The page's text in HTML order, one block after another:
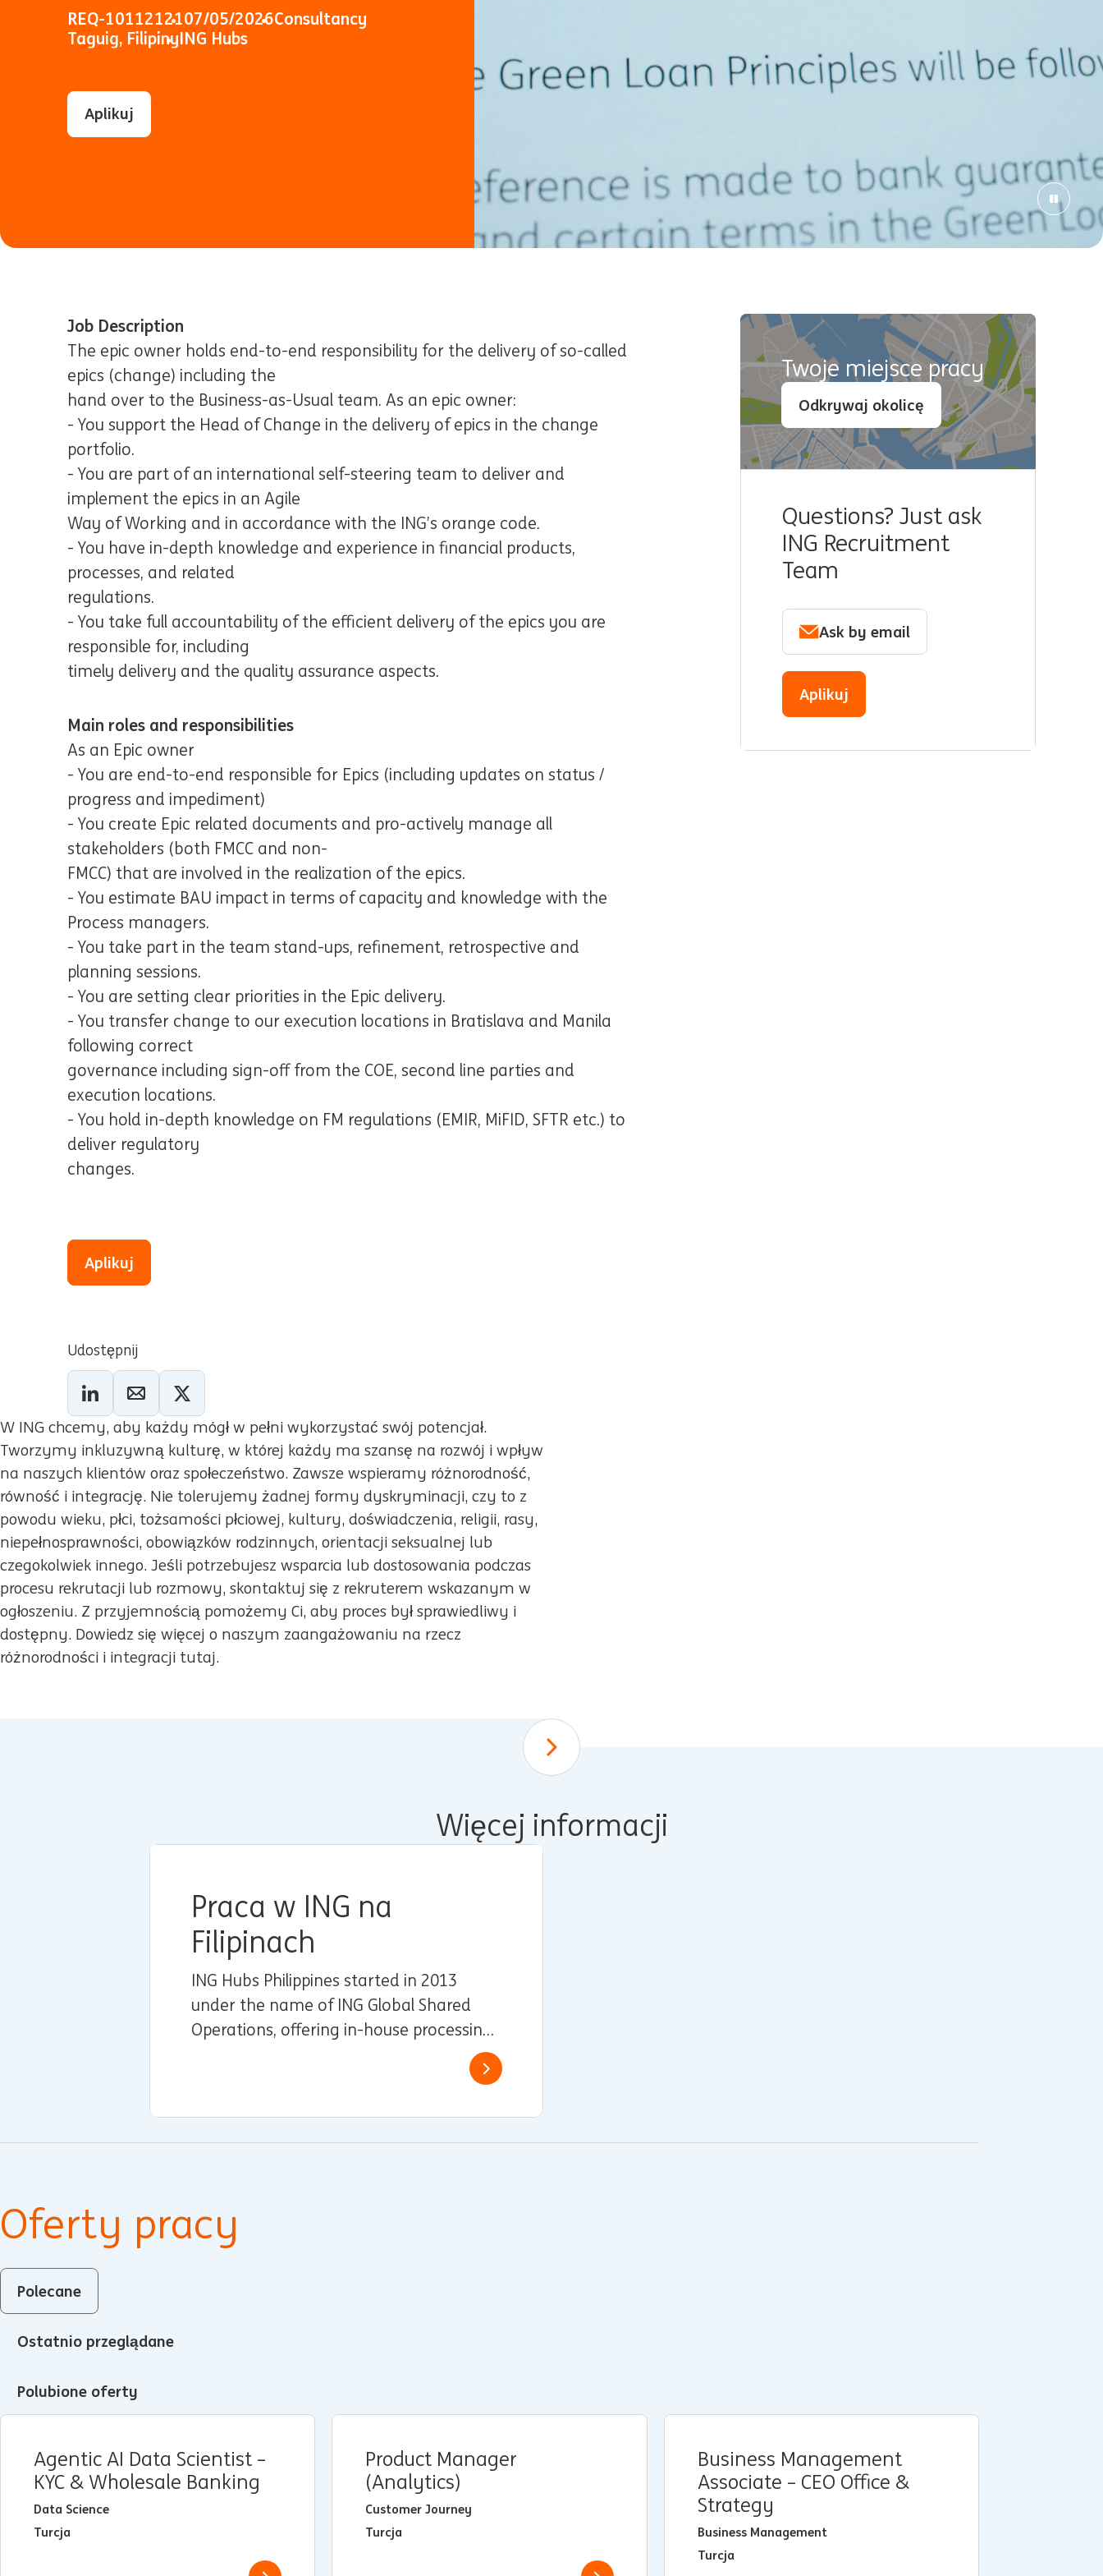
REQ-1011212107/05/2026Consultancy
Taguig, FilipinyING Hubs
Aplikuj
Job Description
The epic owner holds end-to-end responsibility for the delivery of so-called
epics (change) including the
hand over to the Business-as-Usual team. As an epic owner:
- You support the Head of Change in the delivery of epics in the change
portfolio.
- You are part of an international self-steering team to deliver and
implement the epics in an Agile
Way of Working and in accordance with the ING’s orange code.
- You have in-depth knowledge and experience in financial products,
processes, and related
regulations.
- You take full accountability of the efficient delivery of the epics you are
responsible for, including
timely delivery and the quality assurance aspects.
Main roles and responsibilities
As an Epic owner
- You are end-to-end responsible for Epics (including updates on status /
progress and impediment)
- You create Epic related documents and pro-actively manage all
stakeholders (both FMCC and non-
FMCC) that are involved in the realization of the epics.
- You estimate BAU impact in terms of capacity and knowledge with the
Process managers.
- You take part in the team stand-ups, refinement, retrospective and
planning sessions.
- You are setting clear priorities in the Epic delivery.
- You transfer change to our execution locations in Bratislava and Manila
following correct
governance including sign-off from the COE, second line parties and
execution locations.
- You hold in-depth knowledge on FM regulations (EMIR, MiFID, SFTR etc.) to
deliver regulatory
changes.
Aplikuj
Udostępnij
Twoje miejsce pracy
Odkrywaj okolicę
Questions? Just ask
ING Recruitment
Team
Ask by email
Aplikuj
W ING chcemy, aby każdy mógł w pełni wykorzystać swój potencjał.
Tworzymy inkluzywną kulturę, w której każdy ma szansę na rozwój i wpływ
na naszych klientów oraz społeczeństwo. Zawsze wspieramy różnorodność,
równość i integrację. Nie tolerujemy żadnej formy dyskryminacji, czy to z
powodu wieku, płci, tożsamości płciowej, kultury, doświadczenia, religii, rasy,
niepełnosprawności, obowiązków rodzinnych, orientacji seksualnej lub
czegokolwiek innego. Jeśli potrzebujesz wsparcia lub dostosowania podczas
procesu rekrutacji lub rozmowy, skontaktuj się z rekruterem wskazanym w
ogłoszeniu. Z przyjemnością pomożemy Ci, aby proces był sprawiedliwy i
dostępny. Dowiedz się więcej o naszym zaangażowaniu na rzecz
różnorodności i integracji tutaj.
Scroll down
Więcej informacji
Praca w ING na
Filipinach
ING Hubs Philippines started in 2013
under the name of ING Global Shared
Operations, offering in-house processing
services for financial markets, lending,
and trade and finance services (TFS) to
Oferty pracy
Polecane
Ostatnio przeglądane
Polubione oferty
Agentic AI Data Scientist –
KYC & Wholesale Banking
Data Science
Turcja
Product Manager
(Analytics)
Customer Journey
Turcja
Business Management
Associate – CEO Office &
Strategy
Business Management
Turcja